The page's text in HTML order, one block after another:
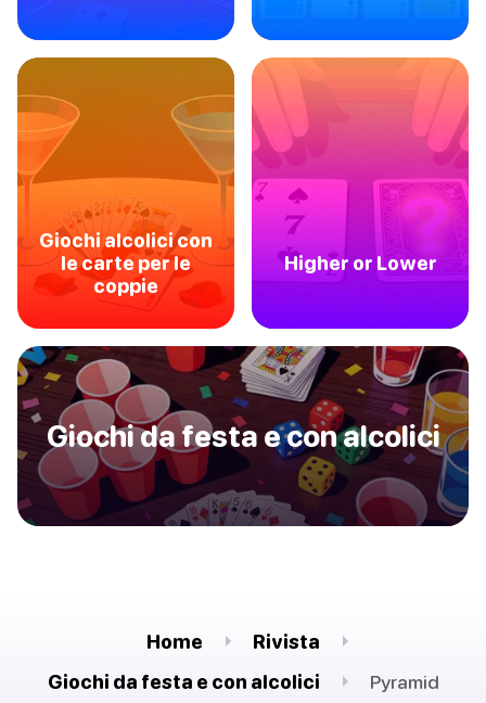
Giochi alcolici con
le carte per le
coppie
Higher or Lower
Giochi da festa e con alcolici
Home
Rivista
Giochi da festa e con alcolici
Pyramid